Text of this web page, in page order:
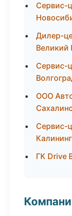
Сервис-
Дилер-
Великий
Сервис-
ООО
Сервис-
ГК Drive